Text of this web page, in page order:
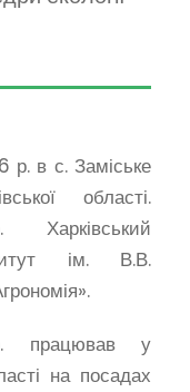
р. в с. Заміське
області.
ім. В.В.
у
на посадах